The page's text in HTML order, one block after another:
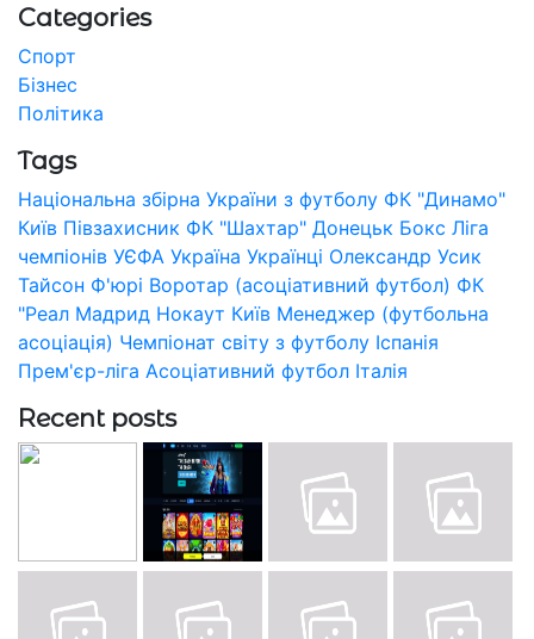
Categories
Спорт
Бізнес
Політика
Tags
Національна збірна України з футболу ФК "Динамо"
Київ Півзахисник ФК "Шахтар" Донецьк Бокс Ліга
чемпіонів УЄФА Україна Українці Олександр Усик
Тайсон Ф'юрі Воротар (асоціативний футбол) ФК
"Реал Мадрид Нокаут Київ Менеджер (футбольна
асоціація) Чемпіонат світу з футболу Іспанія
Прем'єр-ліга Асоціативний футбол Італія
Recent posts